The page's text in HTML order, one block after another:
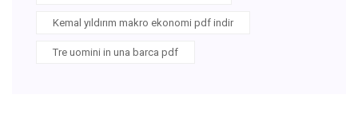
Kemal yıldırım makro ekonomi pdf indir
Tre uomini in una barca pdf